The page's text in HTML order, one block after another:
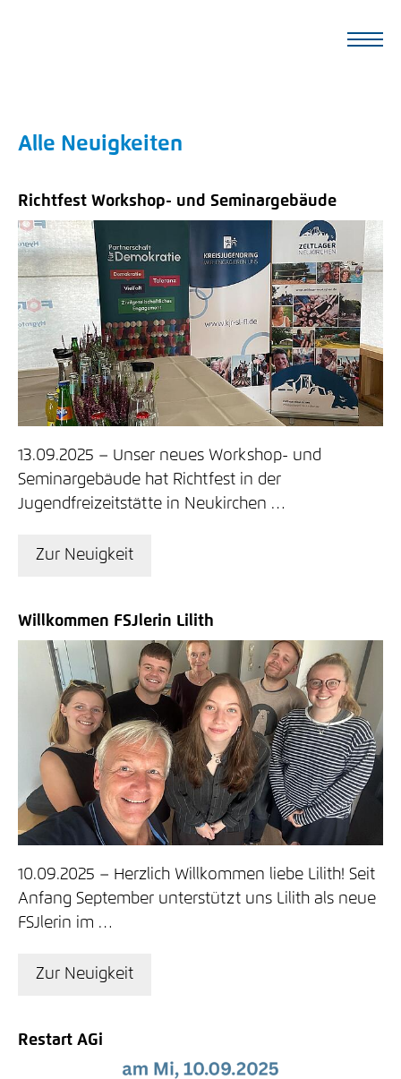
Alle Neuigkeiten
Richtfest Workshop- und Seminargebäude
13.09.2025
Unser neues Workshop- und
Seminargebäude hat Richtfest in der
Jugendfreizeitstätte in Neukirchen …
Zur Neuigkeit
Willkommen FSJlerin Lilith
10.09.2025
Herzlich Willkommen liebe Lilith! Seit
Anfang September unterstützt uns Lilith als neue
FSJlerin im …
Zur Neuigkeit
Restart AGi